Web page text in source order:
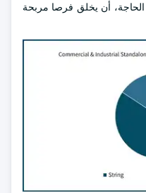
أن يخلق فرصا مربحة